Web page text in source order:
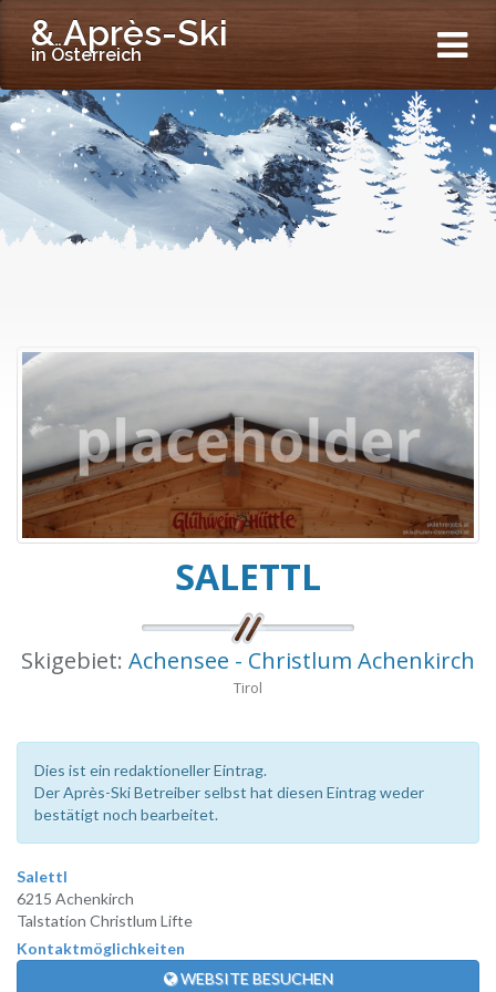
& Après-Ski
in Österreich
SALETTL
Skigebiet: Achensee - Christlum Achenkirch
Tirol
Dies ist ein redaktioneller Eintrag.
Der Après-Ski Betreiber selbst hat diesen Eintrag weder
bestätigt noch bearbeitet.
Salettl
6215 Achenkirch
Talstation Christlum Lifte
Kontaktmöglichkeiten
WEBSITE BESUCHEN